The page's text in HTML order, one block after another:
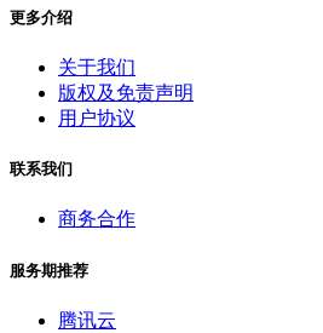
更多介绍
关于我们
版权及免责声明
用户协议
联系我们
商务合作
服务期推荐
腾讯云